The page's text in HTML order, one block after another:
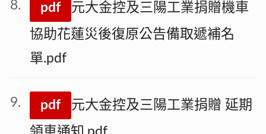
pdf
元大金控及三陽工業捐贈機車
協助花蓮災後復原公告備取遞補名
單.pdf
pdf
元大金控及三陽工業捐贈 延期
領車通知.pdf